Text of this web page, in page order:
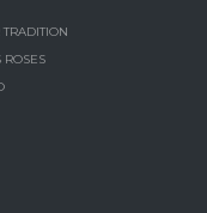
ROSES